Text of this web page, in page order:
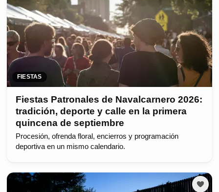
FIESTAS
Fiestas Patronales de Navalcarnero 2026:
tradición, deporte y calle en la primera
quincena de septiembre
Procesión, ofrenda floral, encierros y programación
deportiva en un mismo calendario.